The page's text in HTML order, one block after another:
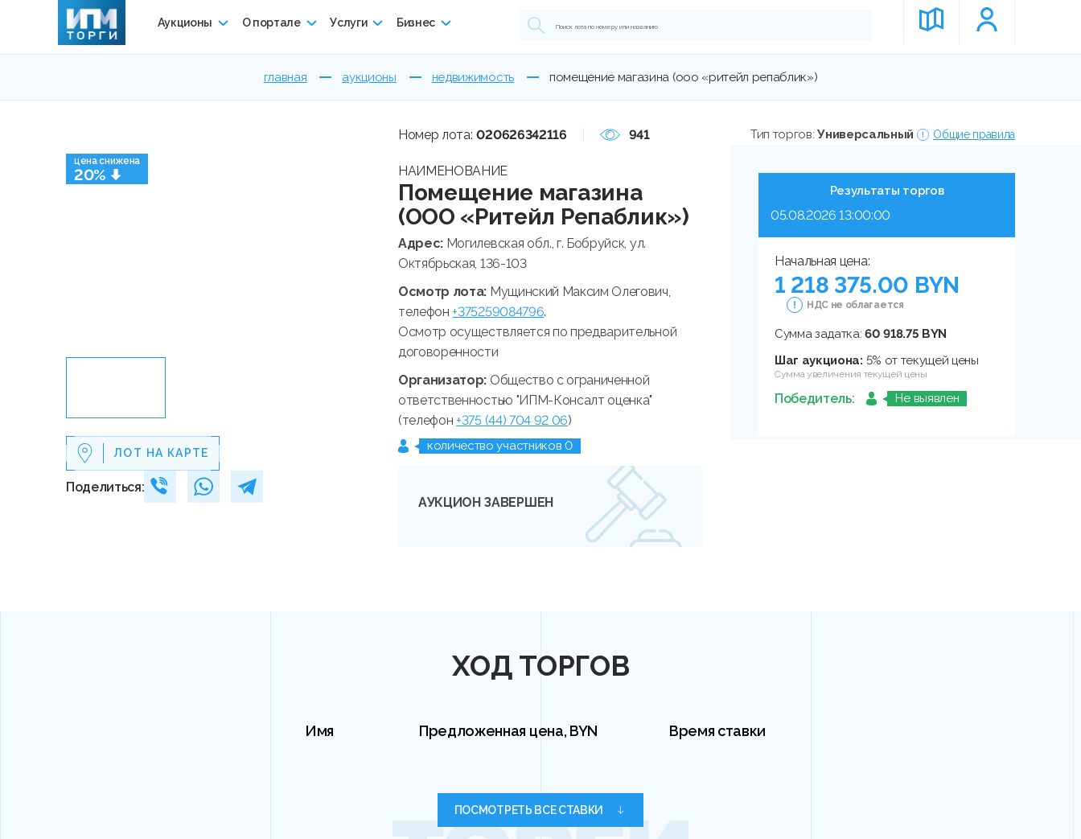
Аукционы О портале Услуги Бизнес
главная аукционы недвижимость помещение магазина (ооо «ритейл репаблик»)
цена снижена
20%
ЛОТ НА КАРТЕ
Поделиться:
Номер лота: 020626342116 941
НАИМЕНОВАНИЕ
Помещение магазина
(ООО «Ритейл Репаблик»)
Адрес: Могилевская обл., г. Бобруйск, ул.
Октябрьская, 136-103
Осмотр лота: Мущинский Максим Олегович,
телефон+375259084796.
Осмотр осуществляется по предварительной
договоренности
Организатор: Общество с ограниченной
ответственностью "ИПМ-Консалт оценка"
(телефон+375 (44) 704 92 06)
количество участников 0
АУКЦИОН ЗАВЕРШЕН
Тип торгов:Универсальный Общие правила
Результаты торгов
05.08.2026 13:00:00
Начальная цена:
1 218 375.00 BYN
НДС не облагается
Сумма задатка:60 918.75 BYN
Шаг аукциона: 5% от текущей цены
Сумма увеличения текущей цены
Победитель: Не выявлен
ХОД ТОРГОВ
Имя Предложенная цена, BYN Время ставки
ПОСМОТРЕТЬ ВСЕ СТАВКИ